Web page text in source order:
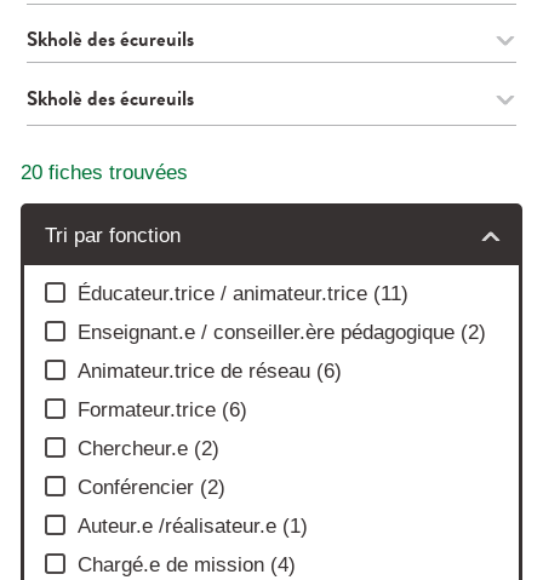
Skholè des écureuils
Skholè des écureuils
20 fiches trouvées
Tri par fonction
Éducateur.trice / animateur.trice (11)
Enseignant.e / conseiller.ère pédagogique (2)
Animateur.trice de réseau (6)
Formateur.trice (6)
Chercheur.e (2)
Conférencier (2)
Auteur.e /réalisateur.e (1)
Chargé.e de mission (4)